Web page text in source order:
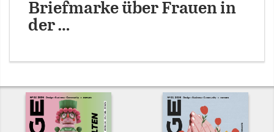
Briefmarke über Frauen in
der …